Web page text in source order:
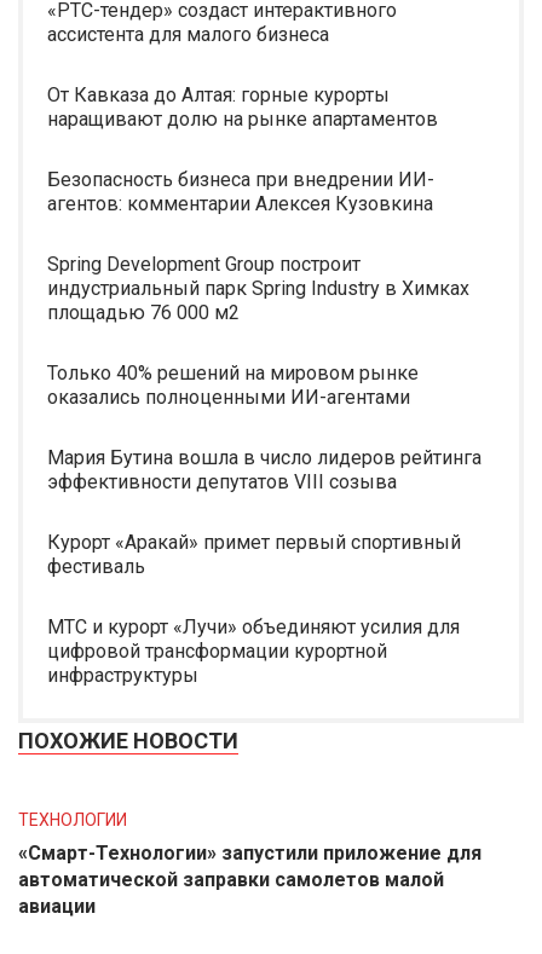
«РТС-тендер» создаст интерактивного
ассистента для малого бизнеса
От Кавказа до Алтая: горные курорты
наращивают долю на рынке апартаментов
Безопасность бизнеса при внедрении ИИ-
агентов: комментарии Алексея Кузовкина
Spring Development Group построит
индустриальный парк Spring Industry в Химках
площадью 76 000 м2
Только 40% решений на мировом рынке
оказались полноценными ИИ-агентами
Мария Бутина вошла в число лидеров рейтинга
эффективности депутатов VIII созыва
Курорт «Аракай» примет первый спортивный
фестиваль
МТС и курорт «Лучи» объединяют усилия для
цифровой трансформации курортной
инфраструктуры
ПОХОЖИЕ НОВОСТИ
ТЕХНОЛОГИИ
«Смарт-Технологии» запустили приложение для
автоматической заправки самолетов малой
авиации